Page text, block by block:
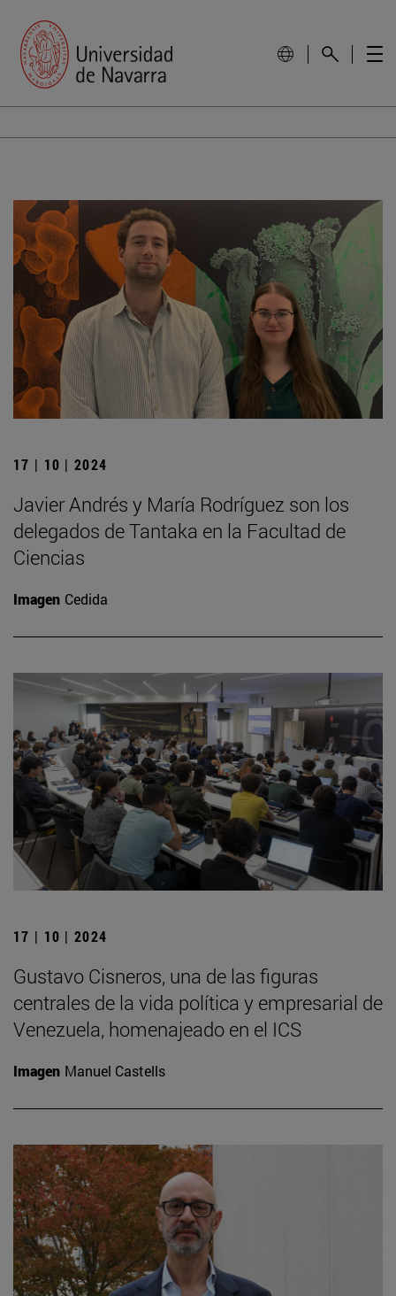
17 | 10 | 2024
Javier Andrés y María Rodríguez son los
delegados de Tantaka en la Facultad de
Ciencias
Imagen Cedida
17 | 10 | 2024
Gustavo Cisneros, una de las figuras
centrales de la vida política y empresarial de
Venezuela, homenajeado en el ICS
Imagen Manuel Castells